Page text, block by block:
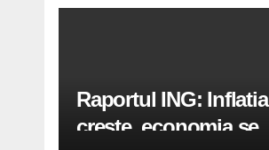
Raportul ING: Inflatia
creste, economia se